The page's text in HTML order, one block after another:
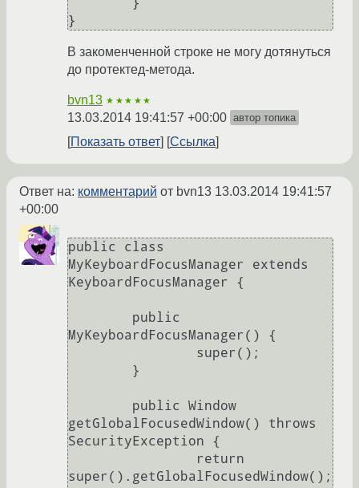
В закоменченной строке не могу дотянуться
до протектед-метода.
bvn13 ★★★★★
13.03.2014 19:41:57 +00:00 автор топика
Показать ответ Ссылка
Ответ на: комментарий от bvn13 13.03.2014 19:41:57
+00:00
public class
MyKeyboardFocusManager extends
KeyboardFocusManager {
MyKeyboardFocusManager() {
getGlobalFocusedWindow() throws
SecurityException {
super().getGlobalFocusedWindow();